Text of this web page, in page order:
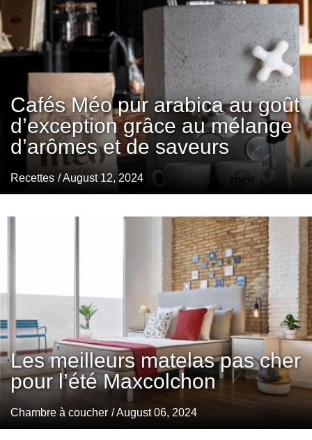
Cafés Méo pur arabica au goût
d’exception grâce au mélange
d’arômes et de saveurs
Recettes / August 12, 2024
Les meilleurs matelas pas cher
pour l’été Maxcolchon
Chambre à coucher / August 06, 2024